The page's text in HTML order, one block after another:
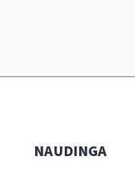
NAUDINGA